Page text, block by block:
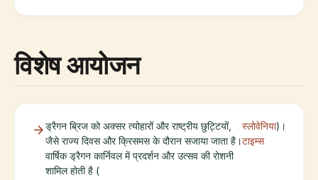
विशेष आयोजन
ड्रैगन ब्रिज को अक्सर त्योहारों और राष्ट्रीय छुट्टियों,
जैसे राज्य दिवस और क्रिसमस के दौरान सजाया जाता है।
वार्षिक ड्रैगन कार्निवल में प्रदर्शन और उत्सव की रोशनी
शामिल होती है (
स्लोवेनिया
टाइम्स
)।